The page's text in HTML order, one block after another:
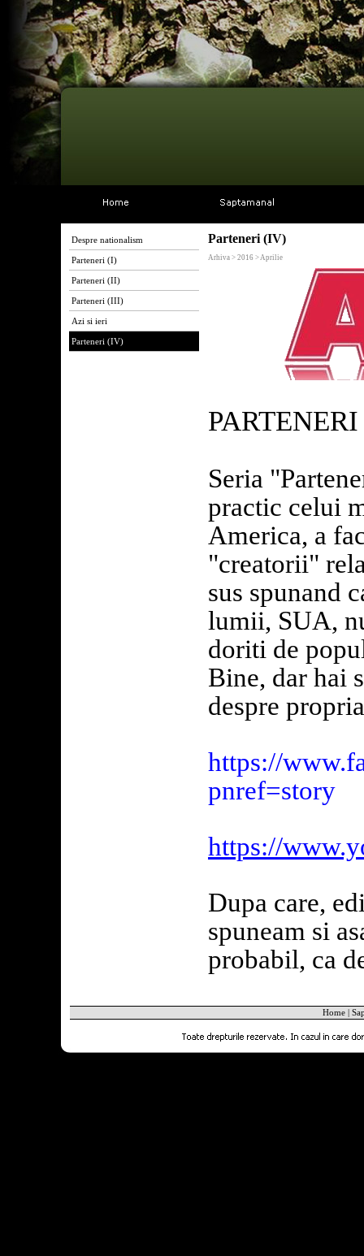
Despre nationalism
Parteneri (I)
Parteneri (II)
Parteneri (III)
Azi si ieri
Parteneri (IV)
Parteneri (IV)
Arhiva > 2016 > Aprilie
PARTENERI
Seria
practic celui
America, a
"creatorii"
sus spunand
lumii, SUA,
doriti de
Bine, dar hai
despre
https://
pnref=story
https://
Dupa care,
spuneam si
probabil, ca
Home